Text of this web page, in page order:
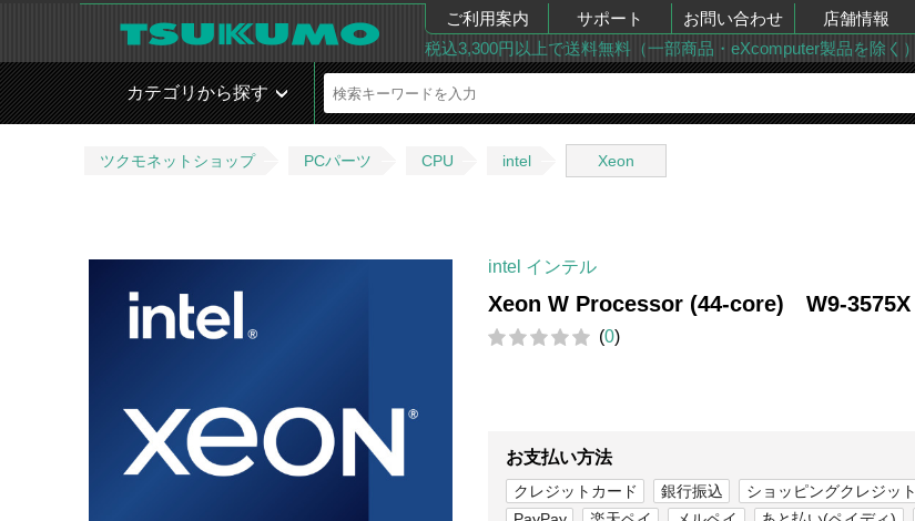
ご利用案内 サポート お問い合わせ 店舗情報
税込3,300円以上で送料無料（一部商品・eXcomputer製品を除く）
カテゴリから探す
ツクモネットショップ PCパーツ CPU intel Xeon
intel インテル
Xeon W Processor (44-core) W9-3575X
(0)
お支払い方法
クレジットカード 銀行振込 ショッピングクレジット